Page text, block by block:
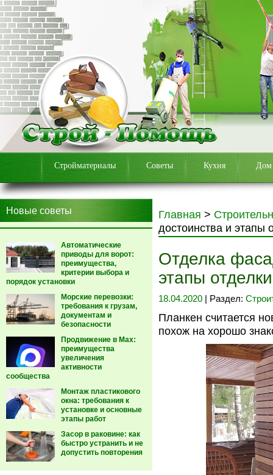
Стройматериалы Советы Кухня Дом
Новые советы
Автоматические
приводы для ворот:
преимущества,
критерии выбора и
порядок установки
Морские перевозки:
требования к грузам,
документам и
безопасности
Продвижение в Max:
преимущества
увеличения
активности
сообщества
Монтаж пластикового
окна: требования к
установке и основные
этапы работ
Засор в раковине: как
быстро устранить и не
допустить повторения
Главная >
достоинства и этапы
Отделка
этапы отделки
18.04.2020 | Раздел:
Планкен считается
похож на хорошо